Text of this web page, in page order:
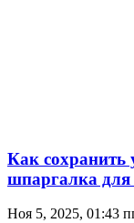
Как сохранить
шпаргалка
Ноя 5, 2025, 01:43